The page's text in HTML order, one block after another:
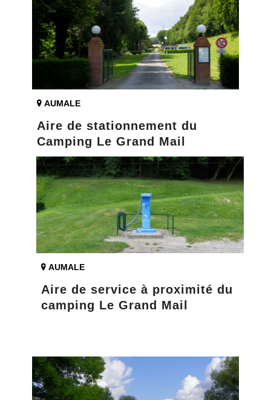
AUMALE
Aire de stationnement du
Camping Le Grand Mail
AUMALE
Aire de service à proximité du
camping Le Grand Mail